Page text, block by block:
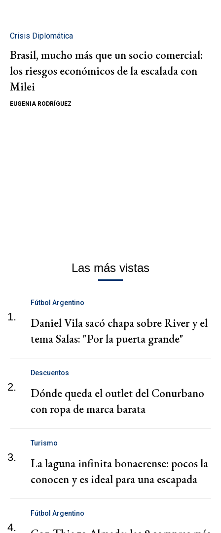
Crisis Diplomática
Brasil, mucho más que un socio comercial:
los riesgos económicos de la escalada con
Milei
EUGENIA RODRÍGUEZ
Las más vistas
1.
Fútbol Argentino
Daniel Vila sacó chapa sobre River y el
tema Salas: "Por la puerta grande"
2.
Descuentos
Dónde queda el outlet del Conurbano
con ropa de marca barata
3.
Turismo
La laguna infinita bonaerense: pocos la
conocen y es ideal para una escapada
4.
Fútbol Argentino